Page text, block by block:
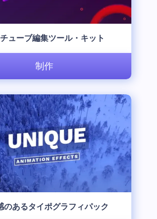
ューブ編集ツール・キット
制作
のあるタイポグラフィパック